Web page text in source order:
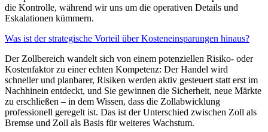
die Kontrolle, während wir uns um die operativen Details und
Eskalationen kümmern.
Was ist der strategische Vorteil über Kosteneinsparungen hinaus?
Der Zollbereich wandelt sich von einem potenziellen Risiko- oder
Kostenfaktor zu einer echten Kompetenz: Der Handel wird
schneller und planbarer, Risiken werden aktiv gesteuert statt erst im
Nachhinein entdeckt, und Sie gewinnen die Sicherheit, neue Märkte
zu erschließen – in dem Wissen, dass die Zollabwicklung
professionell geregelt ist. Das ist der Unterschied zwischen Zoll als
Bremse und Zoll als Basis für weiteres Wachstum.